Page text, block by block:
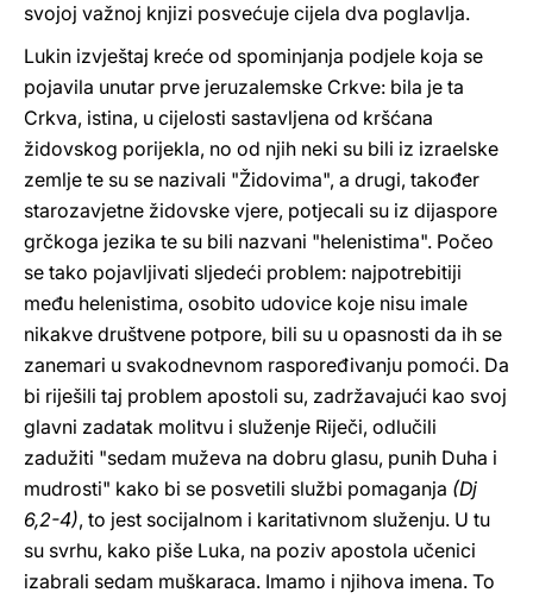
svojoj važnoj knjizi posvećuje cijela dva poglavlja.
Lukin izvještaj kreće od spominjanja podjele koja se
pojavila unutar prve jeruzalemske Crkve: bila je ta
Crkva, istina, u cijelosti sastavljena od kršćana
židovskog porijekla, no od njih neki su bili iz izraelske
zemlje te su se nazivali "Židovima", a drugi, također
starozavjetne židovske vjere, potjecali su iz dijaspore
grčkoga jezika te su bili nazvani "helenistima". Počeo
se tako pojavljivati sljedeći problem: najpotrebitiji
među helenistima, osobito udovice koje nisu imale
nikakve društvene potpore, bili su u opasnosti da ih se
zanemari u svakodnevnom raspoređivanju pomoći. Da
bi riješili taj problem apostoli su, zadržavajući kao svoj
glavni zadatak molitvu i služenje Riječi, odlučili
zadužiti "sedam muževa na dobru glasu, punih Duha i
mudrosti" kako bi se posvetili službi pomaganja (Dj
6,2-4), to jest socijalnom i karitativnom služenju. U tu
su svrhu, kako piše Luka, na poziv apostola učenici
izabrali sedam muškaraca. Imamo i njihova imena. To